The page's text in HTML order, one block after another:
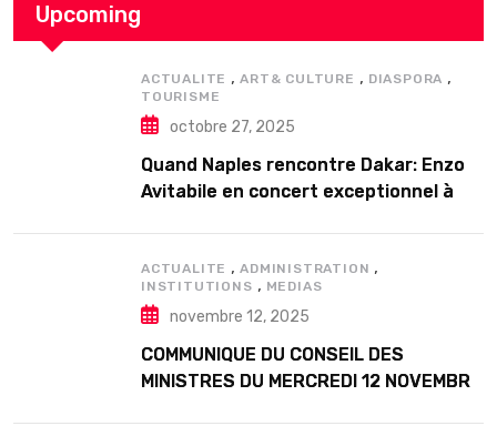
Upcoming
ACTUALITE ,ART& CULTURE , DIASPORA ,
TOURISME
octobre 27, 2025
Quand Naples rencontre Dakar: Enzo
Avitabile en concert exceptionnel à
ACTUALITE ,ADMINISTRATION ,
INSTITUTIONS , MEDIAS
novembre 12, 2025
COMMUNIQUE DU CONSEIL DES
MINISTRES DU MERCREDI 12 NOVEMBRE